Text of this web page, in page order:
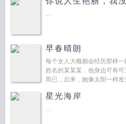
...
早春晴朗
每个女人大概都会经历那样
姓名的某某某，他身边可有
而已，后来，她像太阳一样
星光海岸
...